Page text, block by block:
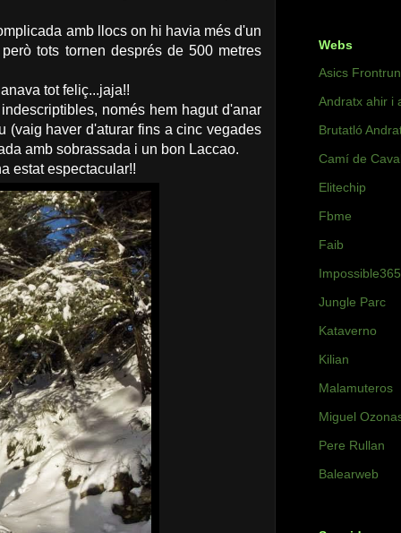
amb llocs on hi havia més d'un
tots tornen després de 500 metres
tot feliç...jaja!!
només hem hagut d'anar
(vaig haver d'aturar fins a cinc vegades
amb sobrassada i un bon Laccao.
estat espectacular!!
Webs
Asics
Andratx ahir i
Brutatló
Camí de
Elitechip
Fbme
Faib
Impossible365
Jungle Parc
Kataverno
Kilian
Malamuteros
Miguel
Pere Rullan
Balearweb